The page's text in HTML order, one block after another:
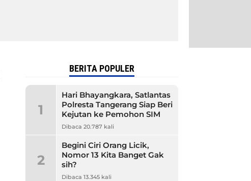
BERITA POPULER
1
Hari Bhayangkara, Satlantas
Polresta Tangerang Siap Beri
Kejutan ke Pemohon SIM
Dibaca 20.787 kali
2
Begini Ciri Orang Licik,
Nomor 13 Kita Banget Gak
sih?
Dibaca 13.345 kali